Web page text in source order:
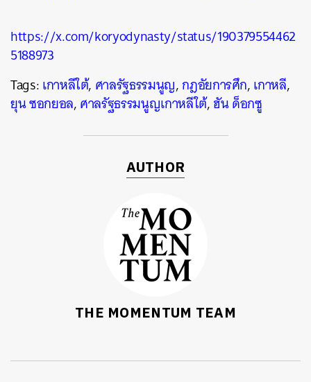
https://x.com/koryodynasty/status/190379554462
5188973
Tags:เกาหลีใต้, ศาลรัฐธรรมนูญ,กฎอัยการศึก,เกาหลี,
ยุน ซอกยอล,ศาลรัฐธรรมนูญเกาหลีใต้,ฮัน ด็อกซู
AUTHOR
THE MOMENTUM TEAM